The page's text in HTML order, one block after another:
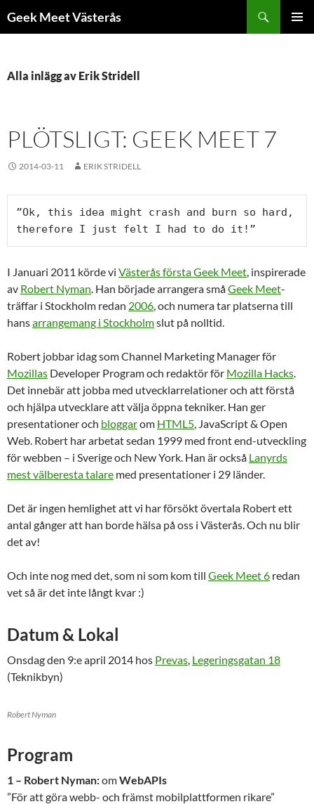
tillGeek Meet Västerås
Alla inlägg av Erik Stridell
PLÖTSLIGT: GEEK MEET 7
2014-03-11 ERIK STRIDELL
”Ok, this idea might crash and burn so hard,
therefore I just felt I had to do it!”
I Januari 2011 körde vi Västerås första Geek Meet, inspirerade
av Robert Nyman. Han började arrangera småGeek Meet-
träffar i Stockholm redan 2006, och numera tar platserna till
hansarrangemang i Stockholmslut på nolltid.
Robert jobbar idag som Channel Marketing Manager för
Mozillas Developer Program och redaktör för Mozilla Hacks.
Det innebär att jobba med utvecklarrelationer och att förstå
och hjälpa utvecklare att välja öppna tekniker. Han ger
presentationer och bloggarom HTML5, JavaScript & Open
Web. Robert har arbetat sedan 1999 med front end-utveckling
för webben – i Sverige och New York. Han är också Lanyrds
mest välberesta talare med presentationer i 29 länder.
Det är ingen hemlighet att vi har försökt övertala Robert ett
antal gånger att han borde hälsa på oss i Västerås. Och nu blir
det av!
Och inte nog med det, som ni som kom till Geek Meet 6 redan
vet så är det inte långt kvar :)
Datum & Lokal
Onsdag den 9:e april 2014 hos Prevas, Legeringsgatan 18
(Teknikbyn)
Robert Nyman
Program
1 – Robert Nyman:omWebAPIs
”För att göra webb- och främst mobilplattformen rikare”